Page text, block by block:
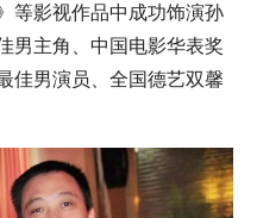
等影视作品中成功饰演孙
男主角、中国电影华表奖
佳男演员、全国德艺双馨